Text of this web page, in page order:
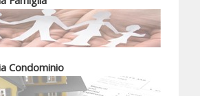
Condominio